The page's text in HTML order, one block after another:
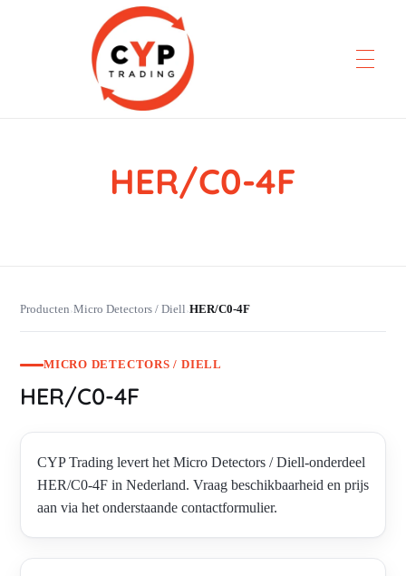
CYP Trading
HER/C0-4F
Producten›Micro Detectors / Diell›HER/C0-4F
MICRO DETECTORS / DIELL
HER/C0-4F
CYP Trading levert het Micro Detectors / Diell-onderdeel
HER/C0-4F in Nederland. Vraag beschikbaarheid en prijs
aan via het onderstaande contactformulier.